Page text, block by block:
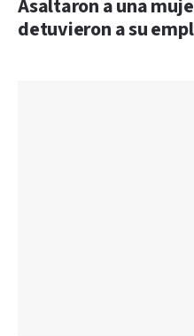
Asaltaron a una
detuvieron a su